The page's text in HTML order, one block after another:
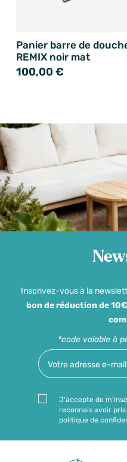
Panier barre de
REMIX noir mat
100,00 €
Inscrivez-vous à la
bon de réduction de
*code valable à
J'accepte de
reconnais avoir
politique de